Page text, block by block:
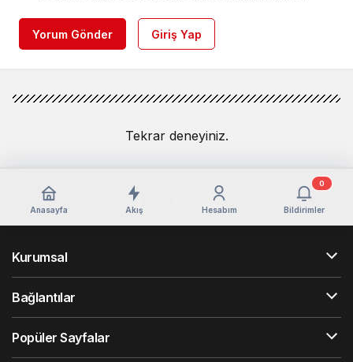
Yorum Gönder Giriş Yap
Tekrar deneyiniz.
Anasayfa Akış Hesabım Bildirimler
0
Kurumsal
Bağlantılar
Popüler Sayfalar